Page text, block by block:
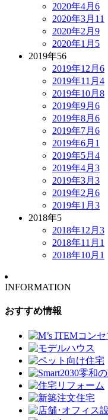
2020年4月 6
2020年3月 11
2020年2月 9
2020年1月 5
2019年56
2019年12月 6
2019年11月 4
2019年10月 8
2019年9月 6
2019年8月 6
2019年7月 6
2019年6月 1
2019年5月 4
2019年4月 3
2019年3月 3
2019年2月 6
2019年1月 3
2018年5
2018年12月 3
2018年11月 1
2018年10月 1
INFORMATION
おすすめ情報